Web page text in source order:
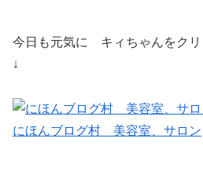
今日も元気に キィちゃんをクリ
↓
にほんブログ村 美容室、サロン